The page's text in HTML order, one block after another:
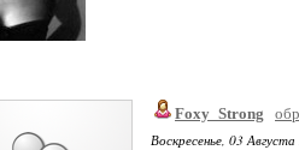
Foxy_Strong
Воскресенье, 03